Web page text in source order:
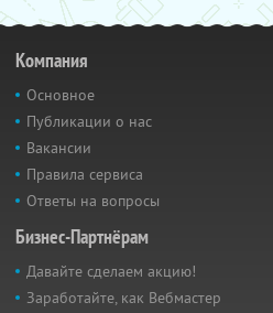
Компания
Основное
Публикации о нас
Вакансии
Правила сервиса
Ответы на вопросы
Бизнес-Партнёрам
Давайте сделаем акцию!
Заработайте, как Вебмастер